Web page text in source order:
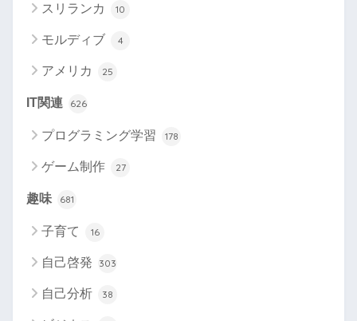
スリランカ 10
モルディブ 4
アメリカ 25
IT関連 626
プログラミング学習 178
ゲーム制作 27
趣味 681
子育て 16
自己啓発 303
自己分析 38